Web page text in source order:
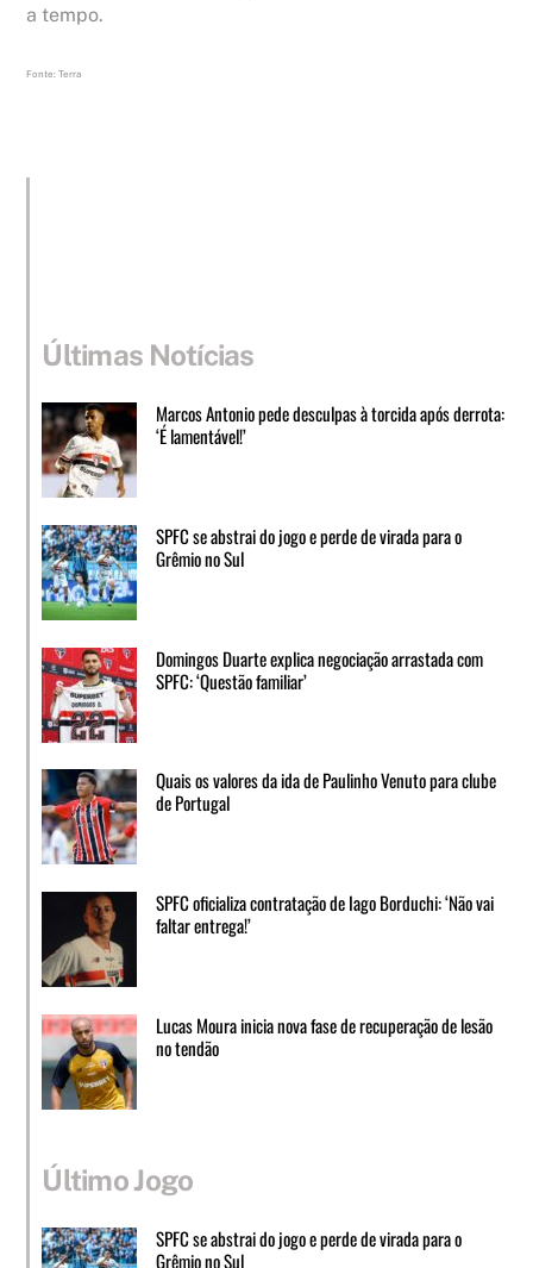
a tempo.
Fonte: Terra
Últimas Notícias
Marcos Antonio pede desculpas à torcida após derrota:
‘É lamentável!’
SPFC se abstrai do jogo e perde de virada para o
Grêmio no Sul
Domingos Duarte explica negociação arrastada com
SPFC: ‘Questão familiar’
Quais os valores da ida de Paulinho Venuto para clube
de Portugal
SPFC oficializa contratação de Iago Borduchi: ‘Não vai
faltar entrega!’
Lucas Moura inicia nova fase de recuperação de lesão
no tendão
Último Jogo
SPFC se abstrai do jogo e perde de virada para o
Grêmio no Sul